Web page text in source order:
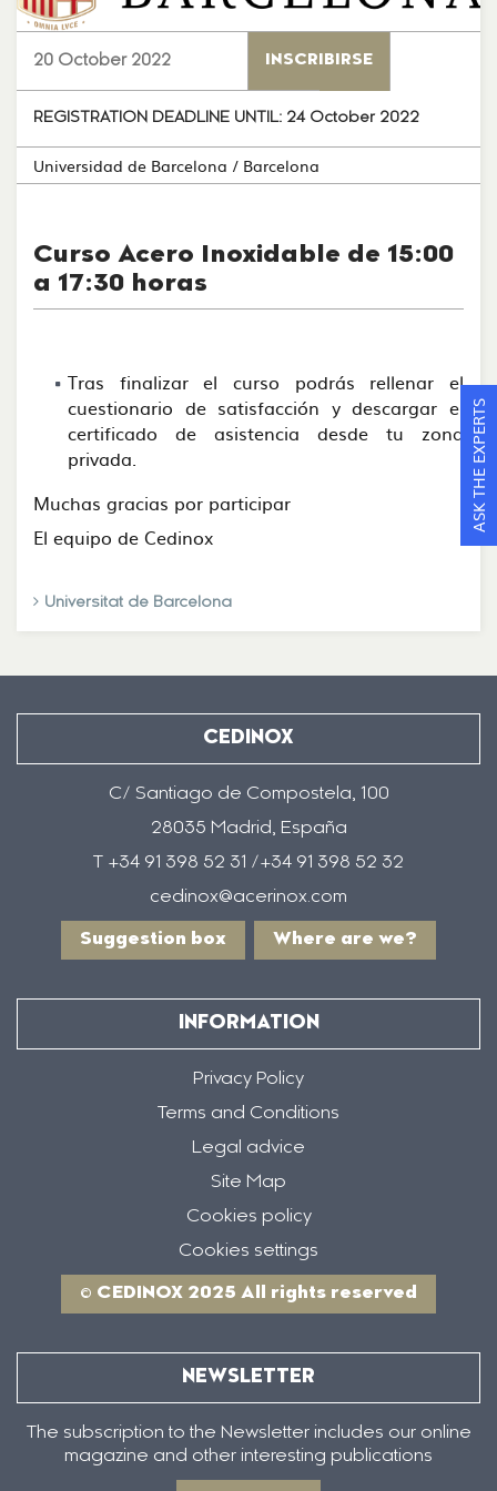
20 October 2022 INSCRIBIRSE
REGISTRATION DEADLINE UNTIL: 24 October 2022
Universidad de Barcelona / Barcelona
Curso Acero Inoxidable de 15:00
a 17:30 horas
Tras finalizar el curso podrás rellenar el
cuestionario de satisfacción y descargar el
certificado de asistencia desde tu zona
privada.
Muchas gracias por participar
El equipo de Cedinox
Universitat de Barcelona
CEDINOX
C/ Santiago de Compostela, 100
28035 Madrid, España
T +34 91 398 52 31 /+34 91 398 52 32
cedinox@acerinox.com
Suggestion box Where are we?
INFORMATION
Privacy Policy
Terms and Conditions
Legal advice
Site Map
Cookies policy
Cookies settings
© CEDINOX 2025 All rights reserved
NEWSLETTER
The subscription to the Newsletter includes our online
magazine and other interesting publications
ASK THE EXPERTS